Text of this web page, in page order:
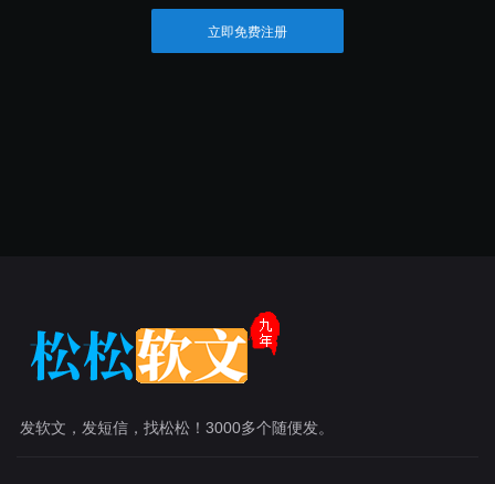
立即免费注册
发软文，发短信，找松松！3000多个随便发。